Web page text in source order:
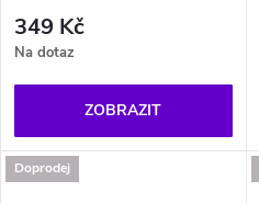
349 Kč
Na dotaz
ZOBRAZIT
Doprodej